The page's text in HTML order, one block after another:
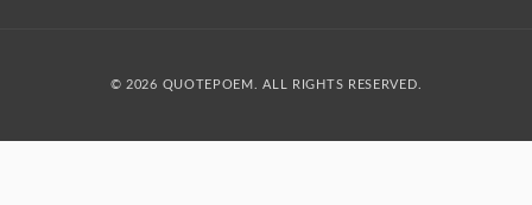
© 2026 QUOTEPOEM. ALL RIGHTS RESERVED.